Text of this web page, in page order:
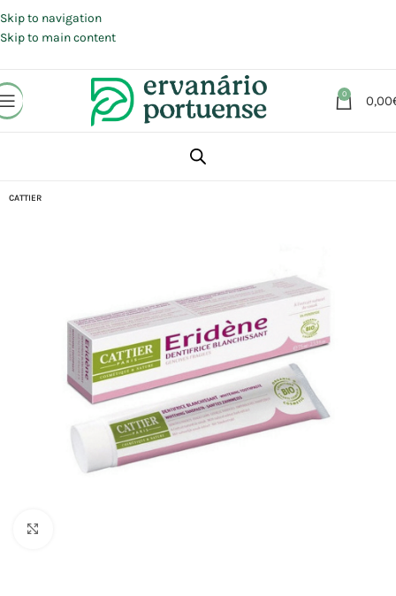
Skip to navigation
Skip to main content
0 0,00
Beleza | Cosmética | Higiene
CATTIER